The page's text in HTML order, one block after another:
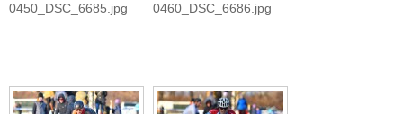
0450_DSC_6685.jpg 0460_DSC_6686.jpg